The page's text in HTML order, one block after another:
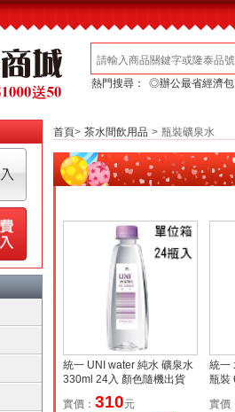
熱門搜尋： ◎辦公最省經濟包
首頁> 茶水間飲用品 > 瓶裝礦泉水
統一 UNI water 純水 礦泉水
330ml 24入 顏色隨機出貨
實價： 310元
統一
瓶裝
實價